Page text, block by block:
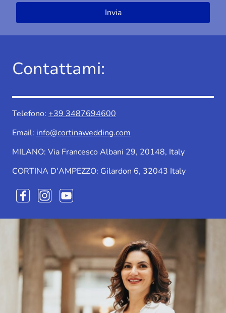
Invia
Contattami:
Telefono: +39 3487694600
Email: info@cortinawedding.com
MILANO: Via Francesco Albani 29, 20148, Italy
CORTINA D'AMPEZZO: Gilardon 6, 32043 Italy